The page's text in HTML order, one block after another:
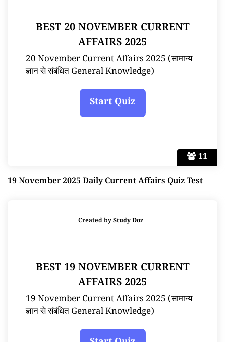
11
BEST 20 NOVEMBER CURRENT
AFFAIRS 2025
20 November Current Affairs 2025 (सामान्य
ज्ञान से संबंधित General Knowledge)
19 November 2025 Daily Current Affairs Quiz Test
Created byStudy Doz
BEST 19 NOVEMBER CURRENT
AFFAIRS 2025
19 November Current Affairs 2025 (सामान्य
ज्ञान से संबंधित General Knowledge)